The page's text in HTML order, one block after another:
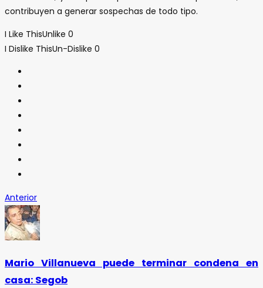
contribuyen a generar sospechas de todo tipo.
I Like ThisUnlike 0
I Dislike ThisUn-Dislike 0
Anterior
Mario Villanueva puede terminar condena en
casa: Segob